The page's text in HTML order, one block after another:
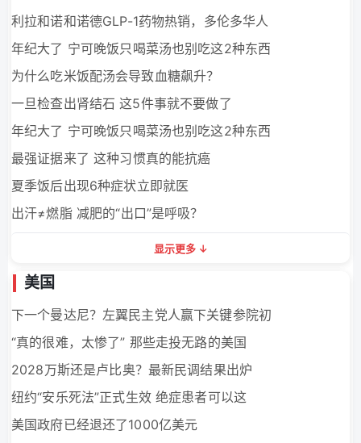
利拉和诺和诺德GLP-1药物热销，多伦多华人
年纪大了 宁可晚饭只喝菜汤也别吃这2种东西
为什么吃米饭配汤会导致血糖飙升？
一旦检查出肾结石 这5件事就不要做了
年纪大了 宁可晚饭只喝菜汤也别吃这2种东西
最强证据来了 这种习惯真的能抗癌
夏季饭后出现6种症状立即就医
出汗≠燃脂 减肥的“出口”是呼吸？
显示更多
美国
下一个曼达尼？左翼民主党人赢下关键参院初
“真的很难，太惨了” 那些走投无路的美国
2028万斯还是卢比奥？最新民调结果出炉
纽约“安乐死法”正式生效 绝症患者可以这
美国政府已经退还了1000亿美元